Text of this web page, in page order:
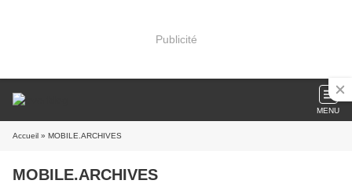
Publicité
MENU
Accueil » MOBILE.ARCHIVES
MOBILE.ARCHIVES